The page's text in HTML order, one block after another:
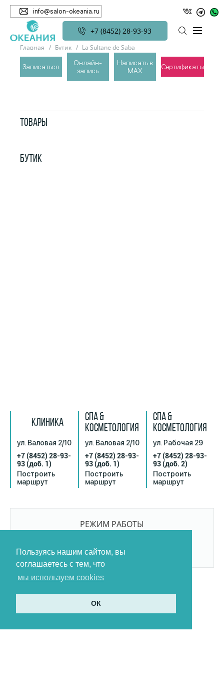
Пользуясь нашим сайтом, вы
соглашаетесь с тем, что
мы используем cookies
ОК
info@salon-okeania.ru
+7 (8452) 28-93-93
Записаться
Онлайн-
запись
Написать в
MAX
Сертификаты
БУТИК
Главная Бутик
La Sultane de Saba
Классическая восточная линия
КЛАССИЧЕСКАЯ ВОСТОЧНАЯ ЛИНИЯ
ТОВАРЫ
КЛИНИКА
ул. Валовая 2/10
+7 (8452) 28-93-
93(доб. 1)
Построить
маршрут
СПА &
КОСМЕТОЛОГИЯ
ул. Валовая 2/10
+7 (8452) 28-93-
93(доб. 1)
Построить
маршрут
СПА &
КОСМЕТОЛОГИЯ
ул. Рабочая 29
+7 (8452) 28-93-
93(доб. 2)
Построить
маршрут
РЕЖИМ РАБОТЫ
БЕЗ ПЕРЕРЫВОВ И ВЫХОДНЫХ